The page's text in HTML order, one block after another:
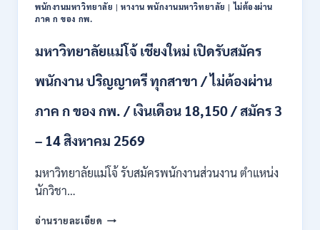
สาขา
สมัคร
ONLINE
ก.ค.
19
2569
พนักงานมหาวิทยาลัย |หางาน พนักงานมหาวิทยาลัย |ไม่ต้องผ่าน
ภาค ก ของ กพ.
มหาวิทยาลัยแม่โจ้ เชียงใหม่ เปิดรับสมัคร
พนักงาน ปริญญาตรี ทุกสาขา / ไม่ต้องผ่าน
ภาค ก ของ กพ. / เงินเดือน 18,150 / สมัคร 3
– 14 สิงหาคม 2569
มหาวิทยาลัยแม่โจ้ รับสมัครพนักงานส่วนงาน ตำแหน่ง
นักวิชา…
อ่านรายละเอียด มหาวิทยาลัย